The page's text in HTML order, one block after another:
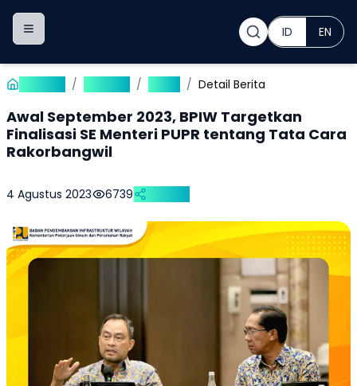
Toggle navigation menu ID EN
/ / / Detail Berita
Awal September 2023, BPIW Targetkan
Finalisasi SE Menteri PUPR tentang Tata Cara
Rakorbangwil
4 Agustus 2023 6739